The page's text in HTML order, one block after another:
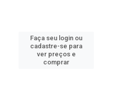
Faça seu login ou
cadastre-se para
ver preços e
comprar